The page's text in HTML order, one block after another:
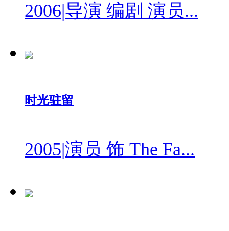
2006|导演 编剧 演员...
时光驻留
2005|演员 饰 The Fa...